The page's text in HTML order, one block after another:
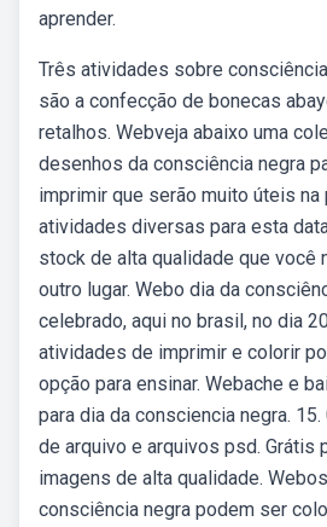
aprender.
Três atividades sobre
são a confecção de bonecas
retalhos. Webveja abaixo uma
desenhos da consciência negra
imprimir que serão muito úteis na
atividades diversas para esta
stock de alta qualidade que você
outro lugar. Webo dia da
celebrado, aqui no brasil, no dia
atividades de imprimir e colorir
opção para ensinar. Webache e
para dia da consciencia negra.
de arquivo e arquivos psd. Grátis
imagens de alta qualidade.
consciência negra podem ser